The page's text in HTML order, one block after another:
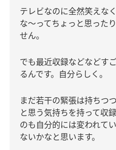
テレビなのに全然笑えな
な〜ってちょっと思った
せん。
でも最近収録などなどす
るんです。自分らしく。
まだ若干の緊張は持ちつ
と思う気持ちを持って収
のも自分的には変われて
ないかなと思います。